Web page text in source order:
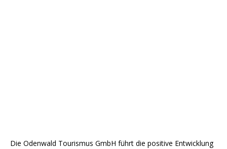
Die Odenwald Tourismus GmbH führt die positive Entwicklung